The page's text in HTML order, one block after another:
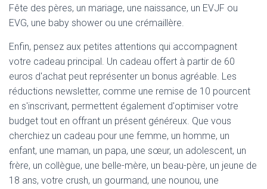
Fête des pères, un mariage, une naissance, un EVJF ou
EVG, une baby shower ou une crémaillère.
Enfin, pensez aux petites attentions qui accompagnent
votre cadeau principal. Un cadeau offert à partir de 60
euros d'achat peut représenter un bonus agréable. Les
réductions newsletter, comme une remise de 10 pourcent
en s'inscrivant, permettent également d'optimiser votre
budget tout en offrant un présent généreux. Que vous
cherchiez un cadeau pour une femme, un homme, un
enfant, une maman, un papa, une sœur, un adolescent, un
frère, un collègue, une belle-mère, un beau-père, un jeune de
18 ans, votre crush, un gourmand, une nounou, une